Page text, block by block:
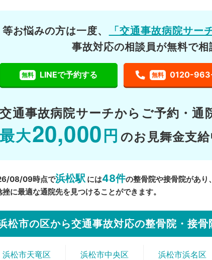
等お悩みの方は一度、 「交通事故病院サー
事故対応の相談員が無料で相
無料 LINEで予約する 無料 0120-
交通事故病院サーチから ご予約・通
最大20,000 円 のお見舞金支給
08/09時点で浜松駅 には48件の整骨院や接骨院があ
挫に最適な通院先を見つけることができます。
松市の区から交通事故対応の整骨院・接骨
浜松市天竜区 浜松市中央区 浜松市浜名区